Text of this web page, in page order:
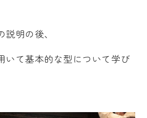
明の後、
いて基本的な型について学び